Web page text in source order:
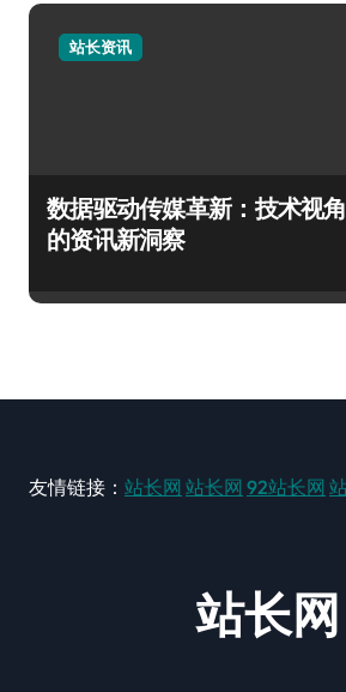
站长资讯
数据驱动传媒革新：技术视
的资讯新洞察
友情链接： 站长网 站长网 92站长网
站长网